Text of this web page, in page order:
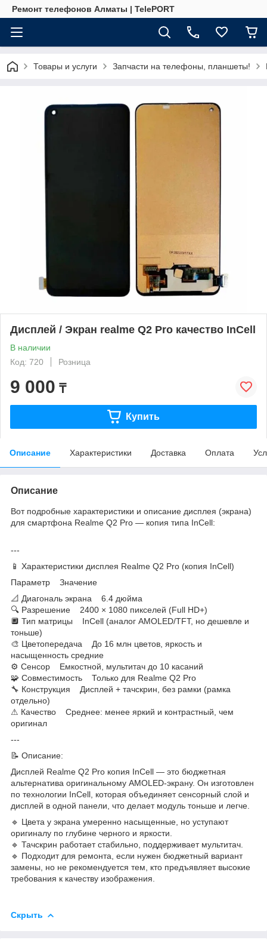
Ремонт телефонов Алматы | TelePORT
Товары и услуги Запчасти на телефоны, планшеты!
Дисплей / Экран realme Q2 Pro качество InCell
В наличии
Код: 720
Розница
9 000 ₸
Купить
Описание Характеристики Доставка Оплата
Описание
Вот подробные характеристики и описание дисплея (экрана)
для смартфона Realme Q2 Pro — копия типа InCell:
---
📱 Характеристики дисплея Realme Q2 Pro (копия InCell)
Параметр Значение
📐 Диагональ экрана 6.4 дюйма
🔍 Разрешение 2400 × 1080 пикселей (Full HD+)
🔲 Тип матрицы InCell (аналог AMOLED/TFT, но дешевле и
тоньше)
🎨 Цветопередача До 16 млн цветов, яркость и
насыщенность средние
⚙ Сенсор Емкостной, мультитач до 10 касаний
🧩 Совместимость Только для Realme Q2 Pro
🔧 Конструкция Дисплей + тачскрин, без рамки (рамка
отдельно)
⚠ Качество Среднее: менее яркий и контрастный, чем
оригинал
---
📝 Описание:
Дисплей Realme Q2 Pro копия InCell — это бюджетная
альтернатива оригинальному AMOLED-экрану. Он изготовлен
по технологии InCell, которая объединяет сенсорный слой и
дисплей в одной панели, что делает модуль тоньше и легче.
🔹 Цвета у экрана умеренно насыщенные, но уступают
оригиналу по глубине черного и яркости.
🔹 Тачскрин работает стабильно, поддерживает мультитач.
🔹 Подходит для ремонта, если нужен бюджетный вариант
замены, но не рекомендуется тем, кто предъявляет высокие
требования к качеству изображения.
Скрыть